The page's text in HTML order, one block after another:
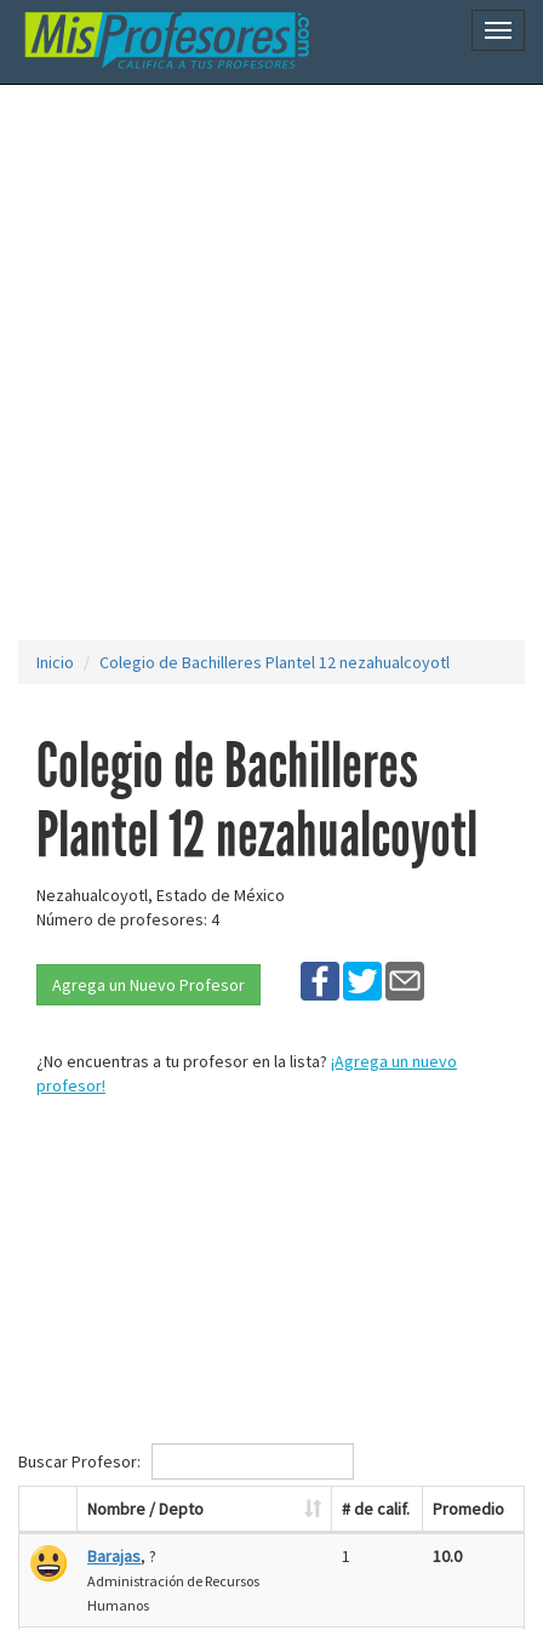
Inicio Colegio de Bachilleres Plantel 12 nezahualcoyotl
Colegio de Bachilleres
Plantel 12 nezahualcoyotl
Nezahualcoyotl, Estado de México
Número de profesores: 4
Agrega un Nuevo Profesor
¿No encuentras a tu profesor en la lista? ¡Agrega un nuevo
profesor!
Buscar Profesor:
Nombre / Depto # de calif. Promedio
Barajas, ?
Administración de Recursos
Humanos
1 10.0